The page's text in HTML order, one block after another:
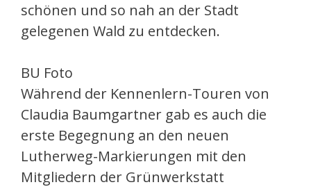
schönen und so nah an der Stadt
gelegenen Wald zu entdecken.
BU Foto
Während der Kennenlern-Touren von
Claudia Baumgartner gab es auch die
erste Begegnung an den neuen
Lutherweg-Markierungen mit den
Mitgliedern der Grünwerkstatt